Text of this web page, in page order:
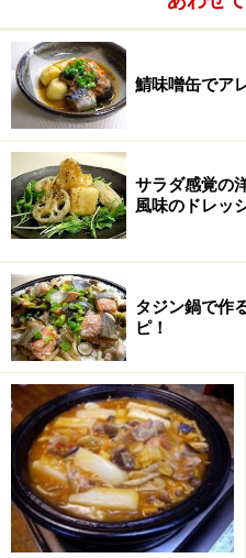
鯖味噌缶でア
サラダ感覚の
風味のドレッ
タジン鍋で作
ピ！